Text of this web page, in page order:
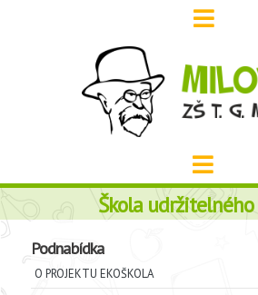
Škola
Podnabídka
O PROJEKTU EKOŠKOLA